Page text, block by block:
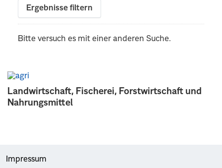
Landwirtschaft, Fischerei, Forstwirtschaft und
Nahrungsmittel
Ergebnisse filtern
Bitte versuch es mit einer anderen Suche.
Impressum